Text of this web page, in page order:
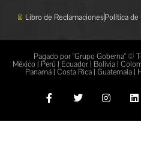
Libro de ReclamacionesPolítica de
Pagado por "Grupo Goberna" ©
México | Perú | Ecuador | Bolivia |
Panamá | Costa Rica | Guatemala |